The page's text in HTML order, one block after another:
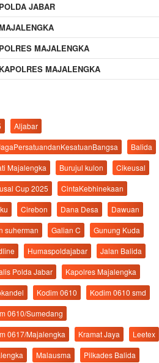
POLDA JABAR
POLRES MAJALENGKA
KAPOLRES MAJALENGKA
Aljabar
Balida
Majalengka
Burujul kulon
Cikeusal
Cup 2025
CintaKebhinekaan
Cirebon Dana Desa
Dawuan
suherman
Galian C
Gunung Kuda
Humaspoldajabar
Jalan Balida
Polda Jabar
Kapolres Majalengka
Kodim 0610
Kodim 0610 smd
0610/Sumedang
0617/Majalengka
Kramat Jaya
Leetex
Malausma
Pilkades Balida